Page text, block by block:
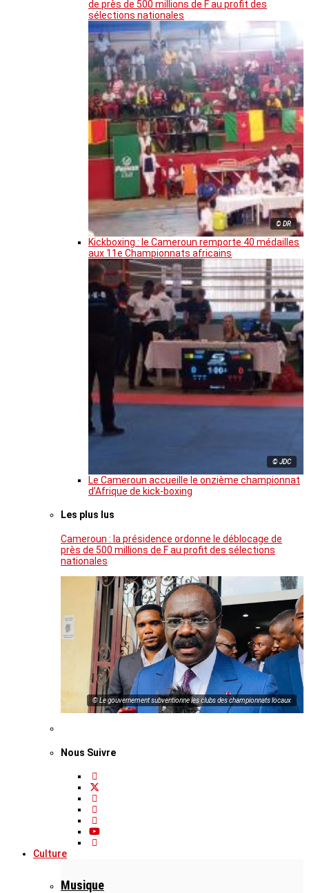
de près de 500 millions de F au profit des
sélections nationales
© DR
Kickboxing : le Cameroun remporte 40 médailles
aux 11e Championnats africains
© JDC
Le Cameroun accueille le onzième championnat
d’Afrique de kick-boxing
Les plus lus
Cameroun : la présidence ordonne le déblocage de
près de 500 millions de F au profit des sélections
nationales
© Le gouvernement subventionne les clubs des championnats locaux
Nous Suivre
Culture
Musique